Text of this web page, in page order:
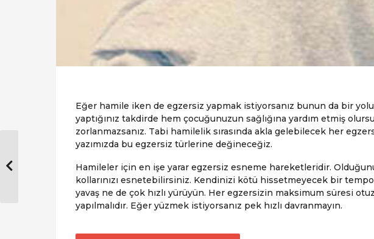
Eğer hamile iken de egzersiz yapmak istiyorsanız bunun da bir
yaptığınız takdirde hem çocuğunuzun sağlığına yardım etmiş
zorlanmazsanız. Tabi hamilelik sırasında akla gelebilecek her
yazımızda bu egzersiz türlerine değineceğiz.
Hamileler için en işe yarar egzersiz esneme hareketleridir.
kollarınızı esnetebilirsiniz. Kendinizi kötü hissetmeyecek bir
yavaş ne de çok hızlı yürüyün. Her egzersizin maksimum süresi
yapılmalıdır. Eğer yüzmek istiyorsanız pek hızlı davranmayın.